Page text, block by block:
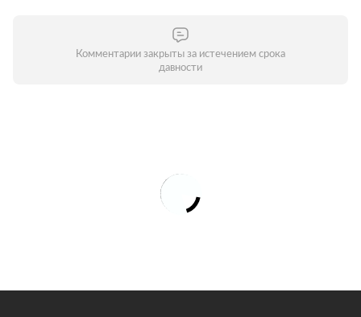
Комментарии закрыты за истечением срока
давности